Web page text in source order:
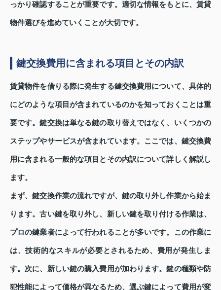
っかり確認することが重要です。適切な情報をもとに、賃貸
物件選びを進めていくことが大切です。
鍵交換費用に含まれる項目とその内訳
賃貸物件を借りる際に発生する鍵交換費用について、具体的
にどのような項目が含まれているのかを知っておくことは重
要です。鍵交換は単なる鍵の取り替えではなく、いくつかの
ステップやサービスが含まれています。ここでは、鍵交換費
用に含まれる一般的な項目とその内訳について詳しく解説し
ます。
まず、鍵交換作業の流れですが、鍵の取り外し作業から始ま
ります。古い鍵を取り外し、新しい鍵を取り付ける作業は、
プロの鍵業者によって行われることが多いです。この作業に
は、技術的なスキルが必要とされるため、費用が発生しま
す。次に、新しい鍵の購入費用が加わります。鍵の種類や防
犯性能によって価格が異なるため、選ぶ鍵によって費用が変